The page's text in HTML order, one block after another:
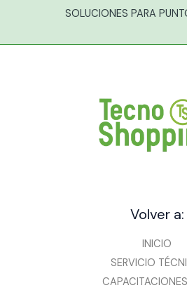
SOLUCIONES PARA
Volver a:
INICIO
SERVICIO